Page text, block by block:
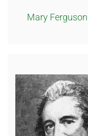
Mary Ferguson